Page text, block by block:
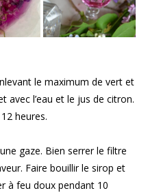
le maximum de vert et
avec l’eau et le jus de citron.
heures.
gaze. Bien serrer le filtre
Faire bouillir le sirop et
à feu doux pendant 10